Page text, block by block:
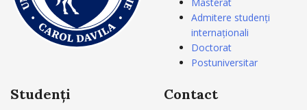
Admitere studenți
internaționali
Doctorat
Postuniversitar
Studenți Contact